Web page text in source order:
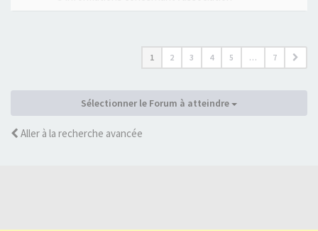
1 2 3 4 5 … 7
Sélectionner le Forum à atteindre
Aller à la recherche avancée